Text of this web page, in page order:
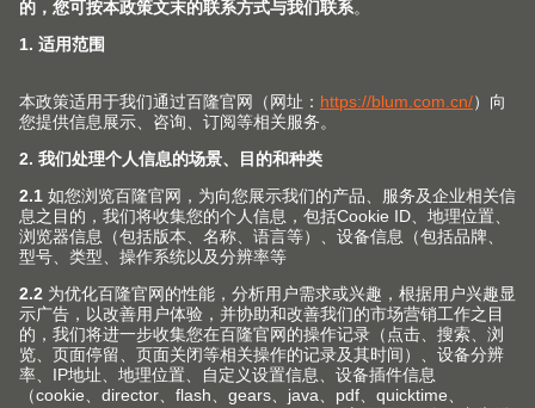
SPACE CORNER 转角抽屉
宽敞的角抽打造了舒适的拿取。